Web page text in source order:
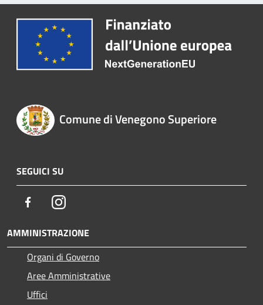
Comune di Venegono Superiore
SEGUICI SU
FacebookInstagram
AMMINISTRAZIONE
Organi di Governo
Aree Amministrative
Uffici